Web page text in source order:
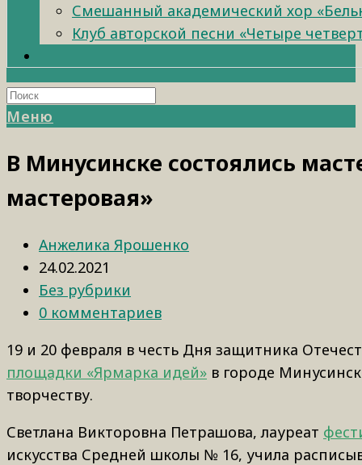
Смешанный академический хор
Клуб авторской песни «Четыре
Меню
В Минусинске состоялись
мастеровая»
Анжелика Ярошенко
24.02.2021
Без рубрики
0 комментариев
19 и 20 февраля в честь Дня защитника
площадки «Ярмарка идей» в городе
творчеству.
Светлана Викторовна Петрашова, лауреат
искусства Средней школы № 16, учила